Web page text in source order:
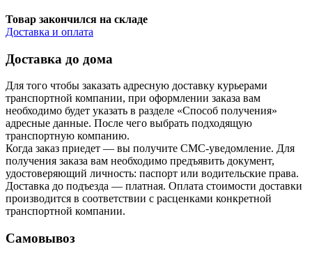
Товар закончился на складе
Доставка и оплата
Доставка до дома
Для того чтобы заказать адресную доставку курьерами
транспортной компании, при оформлении заказа вам
необходимо будет указать в разделе «Способ получения»
адресные данные. После чего выбрать подходящую
транспортную компанию.
Когда заказ приедет — вы получите СМС-уведомление. Для
получения заказа вам необходимо предъявить документ,
удостоверяющий личность: паспорт или водительские права.
Доставка до подъезда — платная. Оплата стоимости доставки
производится в соответствии с расценками конкретной
транспортной компании.
Самовывоз